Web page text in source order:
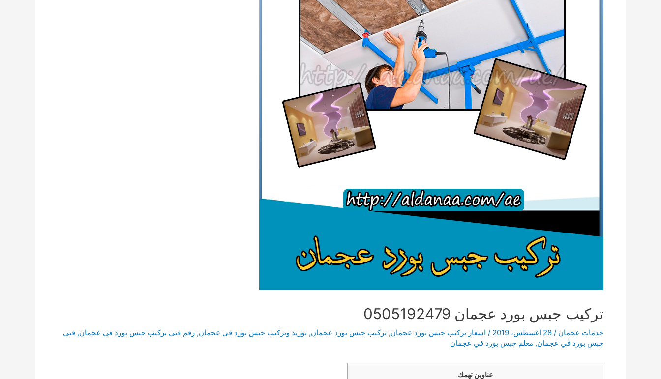
تركيب جبس بورد عجمان 0505192479
خدمات عجمان / 28 أغسطس، 2019 / اسعار تركيب جبس بورد عجمان, تركيب جبس بورد عجمان, توريد وتركيب جبس بورد في عجمان, رقم فني تركيب جبس بورد في عجمان, فني
جبس بورد في عجمان, معلم جبس بورد في عجمان
عناوين تهمك